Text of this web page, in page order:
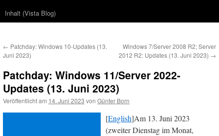
Inhalt (Vista Blog)
← Patchday: Windows 10-Updates (13.
Juni 2023)
Windows 7/Server 2008 R2; Server
2012 R2: Updates (13. Juni 2023) →
Patchday: Windows 11/Server 2022-
Updates (13. Juni 2023)
Veröffentlicht am 14. Juni 2023 von Günter Born
[English]Am 13. Juni 2023
(zweiter Dienstag im Monat,